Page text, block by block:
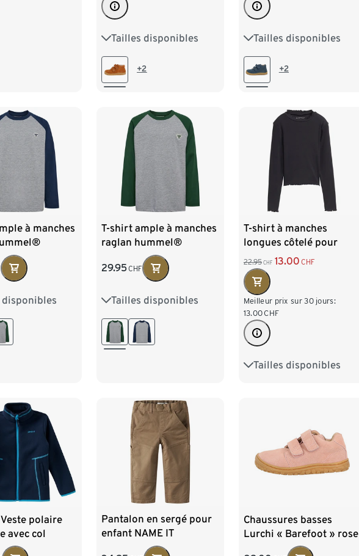
Tailles disponibles
20 21 22 23
24 +2
Tailles disponibles
20 21 22 23
24 +2
à manches
bleu
disponibles
134/140
T-shirt ample à manches
raglan hummel®
HMLJR BEE, vert
29.95CHF
Tailles disponibles
122/128 134/140
146/152
T-shirt à manches
longues côtelé pour
enfant Tom Tailor, gris
foncé
22.95 CHF 13.00 CHF
Meilleur prix sur 30 jours:
13.00CHF
Tailles disponibles
128 140 152 164
polaire
avec col
bleu marine
Pantalon en sergé pour
enfant NAME IT
Chaussures basses
Lurchi « Barefoot » rose